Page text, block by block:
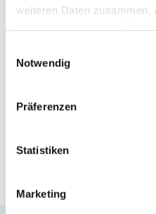
weiteren Daten zusammen,
Notwendig
Präferenzen
Statistiken
Marketing
(VPNs) oder Instant
Versionen von TLS,
Versionund sorgt aufgrund